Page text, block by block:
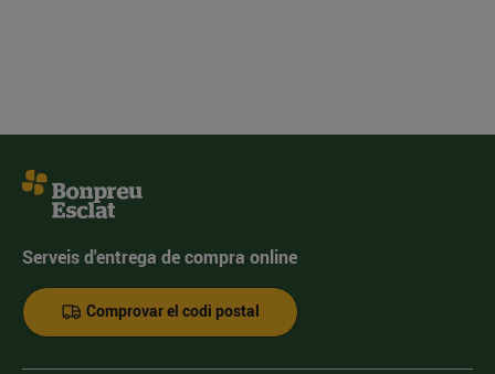
Serveis d'entrega de compra online
Comprovar el codi postal